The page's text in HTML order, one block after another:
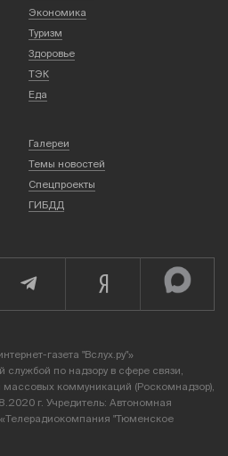
Экономика
Туризм
Здоровье
ТЭК
Еда
Галереи
Темы новостей
Спецпроекты
ГИБДД
газета "Вслух.ру"»
службой по надзору в сфере связи,
коммуникаций (Роскомнадзор),
г. Учредитель: Автономная
"Тюменское